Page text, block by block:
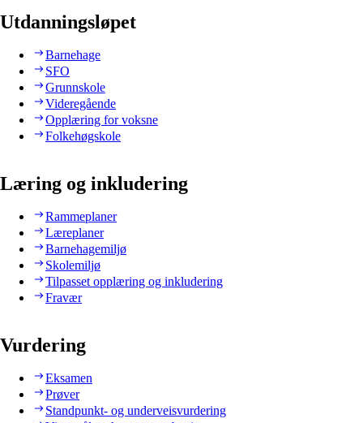
Utdanningsløpet
Barnehage
SFO
Grunnskole
Videregående
Opplæring for voksne
Folkehøgskole
Læring og inkludering
Rammeplaner
Læreplaner
Barnehagemiljø
Skolemiljø
Tilpasset opplæring og inkludering
Fravær
Vurdering
Eksamen
Prøver
Standpunkt- og underveisvurdering